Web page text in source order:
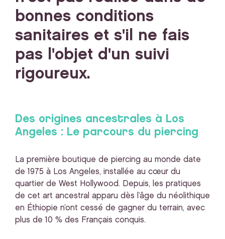
bonnes conditions
sanitaires et s'il ne fais
pas l'objet d'un suivi
rigoureux.
Des origines ancestrales à Los
Angeles : Le parcours du piercing
La première boutique de piercing au monde date
de 1975 à Los Angeles, installée au cœur du
quartier de West Hollywood. Depuis, les pratiques
de cet art ancestral apparu dès l’âge du néolithique
en Éthiopie n’ont cessé de gagner du terrain, avec
plus de 10 % des Français conquis.